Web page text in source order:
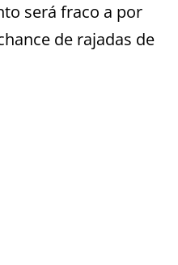
será fraco a por
de rajadas de